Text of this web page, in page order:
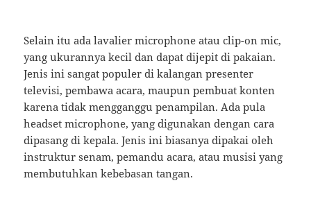
Selain itu ada lavalier microphone atau clip-on mic,
yang ukurannya kecil dan dapat dijepit di pakaian.
Jenis ini sangat populer di kalangan presenter
televisi, pembawa acara, maupun pembuat konten
karena tidak mengganggu penampilan. Ada pula
headset microphone, yang digunakan dengan cara
dipasang di kepala. Jenis ini biasanya dipakai oleh
instruktur senam, pemandu acara, atau musisi yang
membutuhkan kebebasan tangan.